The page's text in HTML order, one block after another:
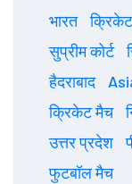
भारत क्रिकेट
सुप्रीम कोर्ट
हैदराबाद
क्रिकेट मैच
उत्तर प्रदेश
फुटबॉल मैच